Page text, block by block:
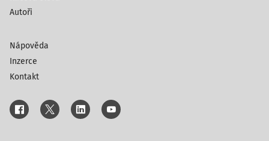
Autoři
Nápověda
Inzerce
Kontakt